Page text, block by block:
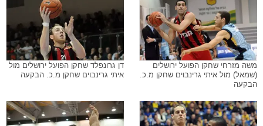
משה מזרחי שחקן הפועל ירושלים
(שמאל) מול איתי גרינבוים שחקן מ.כ.
הבקעה
דן גרונפלד שחקן הפועל ירושלים מול
איתי גרינבוים שחקן מ.כ. הבקעה